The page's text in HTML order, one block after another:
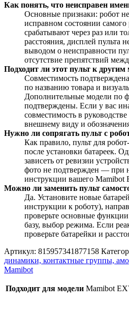
Как понять, что неисправен
Основные признаки: робот
исправном состоянии
срабатывают через раз или
расстояния, дисплей пульта
выводом о неисправности
отсутствие препятствий
Подходит ли этот пульт к
Совместимость
по названию товара и
Дополнительные модели по
подтверждены. Если у вас
совместимость в
внешнему виду и
Нужно ли сопрягать пульт с
Как правило, пульт для
после установки батареек.
зависеть от ревизии
фото не подтвержден — при
инструкции вашего Mamibot
Можно ли заменить пульт
Да. Установите новые
инструкции к роботу),
проверьте основные
базу, выбор режима. Если
проверьте батарейки и
Артикул: 815957341877158
динамики, контактные группы,
Mamibot
Подходит для модели Mamibot